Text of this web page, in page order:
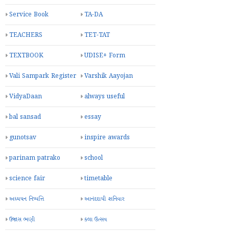
Service Book TA-DA
TEACHERS TET-TAT
TEXTBOOK UDISE+ Form
Vali Sampark Register Varshik Aayojan
VidyaDaan always useful
bal sansad essay
gunotsav inspire awards
parinam patrako school
science fair timetable
અધ્યયન નિષ્પત્તિ આનંદદાયી શનિવાર
ઉજાસ ભણી કલા ઉત્સવ